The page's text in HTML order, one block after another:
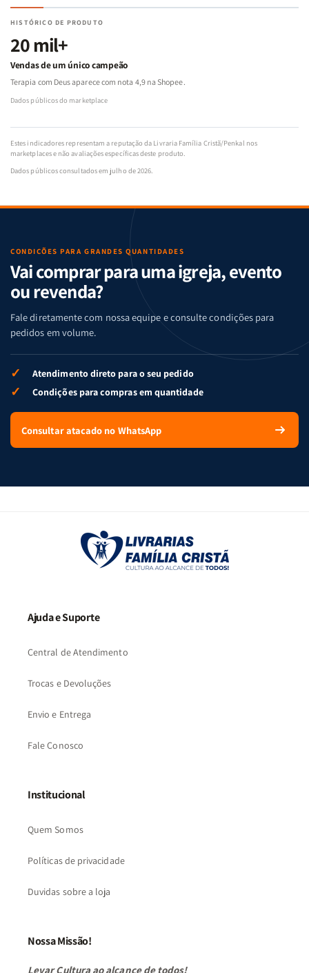
HISTÓRICO DE PRODUTO
20 mil+
Vendas de um único campeão
Terapia com Deus aparece com nota 4,9 na Shopee.
Dados públicos do marketplace
Estes indicadores representam a reputação da Livraria Família Cristã/Penkal nos
marketplaces e não avaliações específicas deste produto.
Dados públicos consultados em julho de 2026.
CONDIÇÕES PARA GRANDES QUANTIDADES
Vai comprar para uma igreja, evento
ou revenda?
Fale diretamente com nossa equipe e consulte condições para
pedidos em volume.
✓ Atendimento direto para o seu pedido
✓ Condições para compras em quantidade
Consultar atacado no WhatsApp
Ajuda e Suporte
Central de Atendimento
Trocas e Devoluções
Envio e Entrega
Fale Conosco
Institucional
Quem Somos
Políticas de privacidade
Duvidas sobre a loja
Nossa Missão!
Levar Cultura ao alcance de todos!